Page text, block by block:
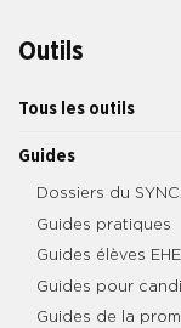
Outils
Tous les outils
Guides
Dossiers du
Guides pratiques
Guides élèves
Guides pour
Guides de la